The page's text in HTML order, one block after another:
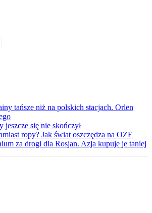
tańsze niż na polskich stacjach. Orlen
jeszcze się nie skończył
ropy? Jak świat oszczędza na OZE
za drogi dla Rosjan. Azja kupuje je taniej